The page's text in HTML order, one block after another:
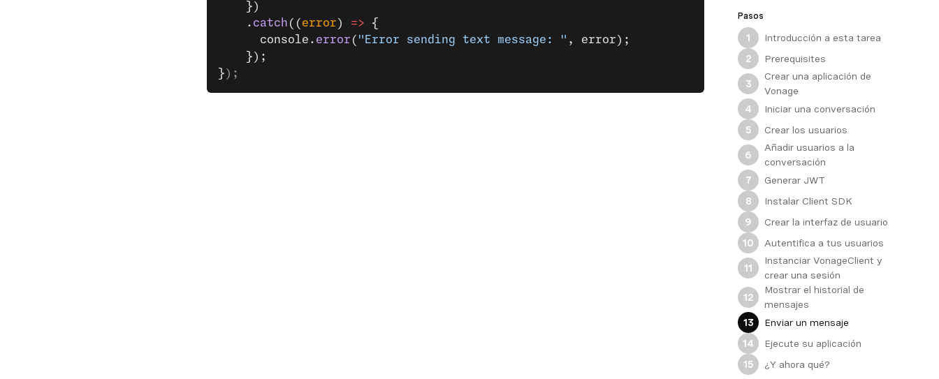
    })
    .
catch (( error ) => {
      console.
error ( "Error sending text message: " , error);
    });
} );
Pasos
1
Introducción a esta tarea
2
Prerequisites
3
Crear una aplicación de
Vonage
4
Iniciar una conversación
5
Crear los usuarios
6
Añadir usuarios a la
conversación
7
Generar JWT
8
Instalar Client SDK
9
Crear la interfaz de usuario
10
Autentifica a tus usuarios
11
Instanciar VonageClient y
crear una sesión
12
Mostrar el historial de
mensajes
13
Enviar un mensaje
14
Ejecute su aplicación
15
¿Y ahora qué?